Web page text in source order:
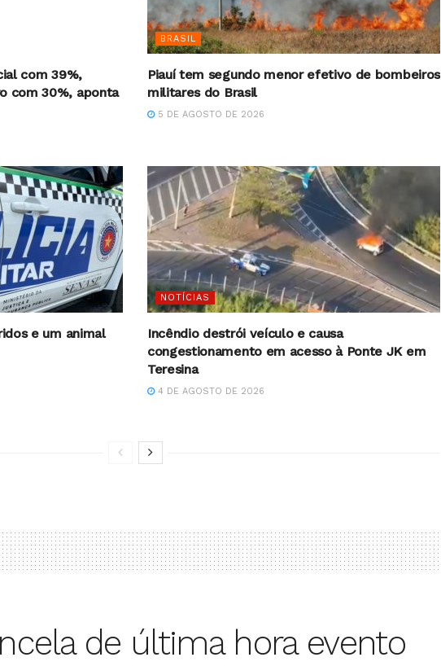
com 39%,
com 30%, aponta
BRASIL
Piauí tem segundo menor efetivo de bombeiros
militares do Brasil
5 DE AGOSTO DE 2026
e um animal
NOTÍCIAS
Incêndio destrói veículo e causa
congestionamento em acesso à Ponte JK em
Teresina
4 DE AGOSTO DE 2026
de última hora evento